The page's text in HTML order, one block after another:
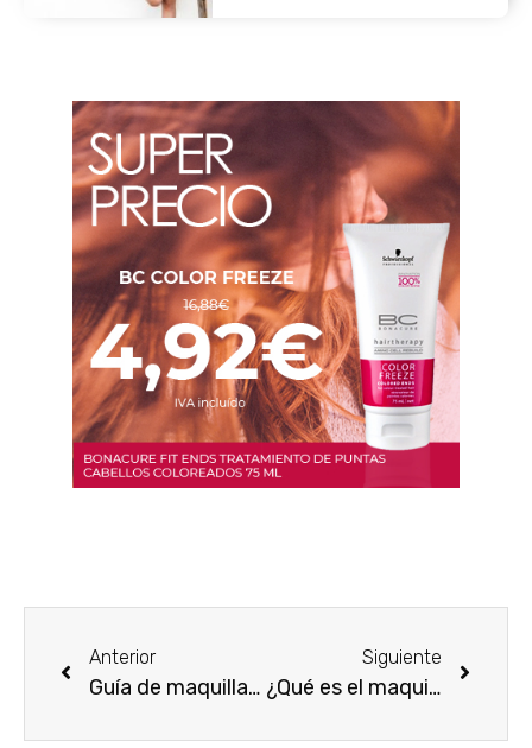
Anterior
Guía de maquillaje paso a paso si tienes los ojos marrones
Siguiente
¿Qué es el maquillaje Waterproof y cuándo utilizarlo?